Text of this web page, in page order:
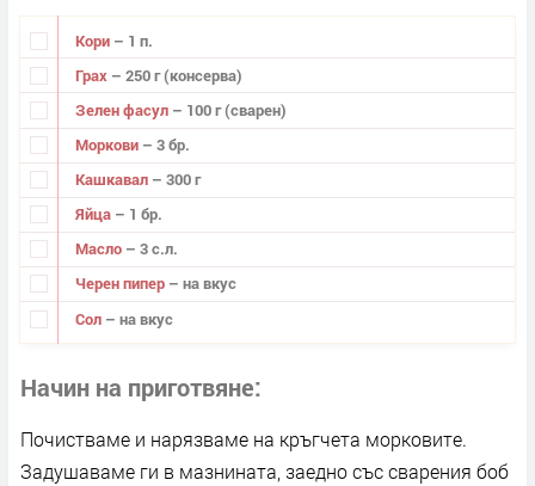
Кори – 1 п.
Грах – 250 г (консерва)
Зелен фасул – 100 г (сварен)
Моркови – 3 бр.
Кашкавал – 300 г
Яйца – 1 бр.
Масло – 3 с.л.
Черен пипер – на вкус
Сол – на вкус
Начин на приготвяне
Почистваме и нарязваме на кръгчета морковите.
Задушаваме ги в мазнината, заедно със сварения боб